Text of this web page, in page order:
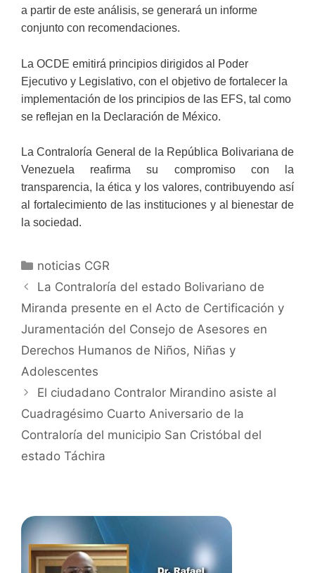
a partir de este análisis, se generará un informe
conjunto con recomendaciones.
La OCDE emitirá principios dirigidos al Poder
Ejecutivo y Legislativo, con el objetivo de fortalecer la
implementación de los principios de las EFS, tal como
se reflejan en la Declaración de México.
La Contraloría General de la República Bolivariana de
Venezuela reafirma su compromiso con la
transparencia, la ética y los valores, contribuyendo así
al fortalecimiento de las instituciones y al bienestar de
la sociedad.
noticias CGR
La Contraloría del estado Bolivariano de
Miranda presente en el Acto de Certificación y
Juramentación del Consejo de Asesores en
Derechos Humanos de Niños, Niñas y
Adolescentes
El ciudadano Contralor Mirandino asiste al
Cuadragésimo Cuarto Aniversario de la
Contraloría del municipio San Cristóbal del
estado Táchira